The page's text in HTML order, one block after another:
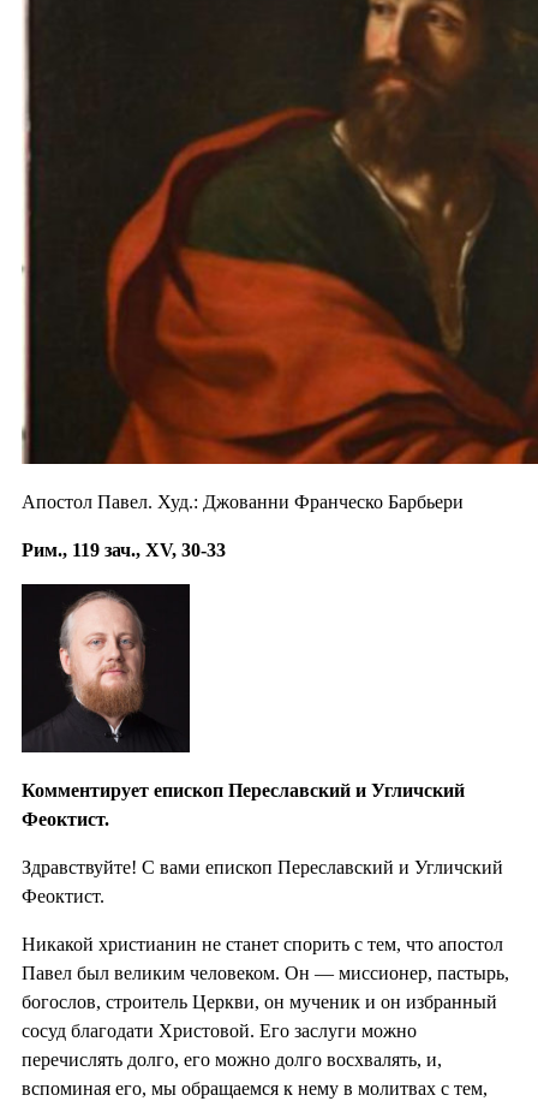
Апостол Павел. Худ.: Джованни Франческо Барбьери
Рим., 119 зач., XV, 30-33
Комментирует епископ Переславский и Угличский
Феоктист.
Здравствуйте! С вами епископ Переславский и Угличский
Феоктист.
Никакой христианин не станет спорить с тем, что апостол
Павел был великим человеком. Он — миссионер, пастырь,
богослов, строитель Церкви, он мученик и он избранный
сосуд благодати Христовой. Его заслуги можно
перечислять долго, его можно долго восхвалять, и,
вспоминая его, мы обращаемся к нему в молитвах с тем,